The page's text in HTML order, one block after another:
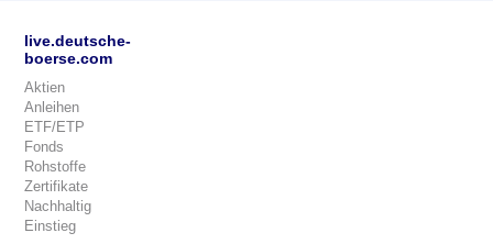
live.deutsche-
boerse.com
Aktien
Anleihen
ETF/ETP
Fonds
Rohstoffe
Zertifikate
Nachhaltig
Einstieg